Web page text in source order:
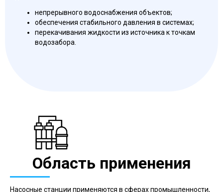
непрерывного водоснабжения объектов;
обеспечения стабильного давления в системах;
перекачивания жидкости из источника к точкам
водозабора.
Область применения
Насосные станции применяются в сферах промышленности,